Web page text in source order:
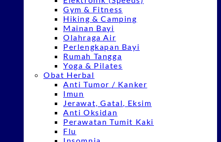
Gym & Fitness
Hiking & Camping
Mainan Bayi
Olahraga Air
Perlengkapan Bayi
Rumah Tangga
Yoga & Pilates
Obat Herbal
Anti Tumor / Kanker
Imun
Jerawat, Gatal, Eksim
Anti Oksidan
Perawatan Tumit Kaki
Flu